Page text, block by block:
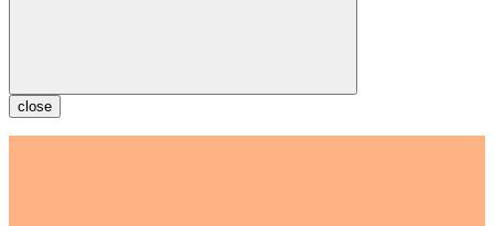
close